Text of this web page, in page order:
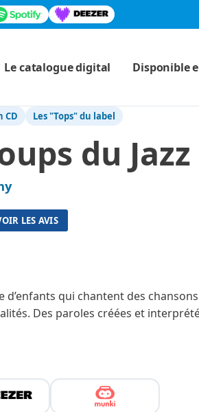
Le catalogue digital Disponible
CD Les "Tops" du label
du Jazz
LES AVIS
d’enfants qui chantent des
Des paroles créées et